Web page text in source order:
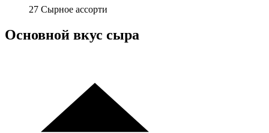
27 Сырное ассорти
Основной вкус сыра